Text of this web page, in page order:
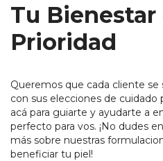
Tu Bienestar
Prioridad
Queremos que cada cliente
con sus elecciones de cuidado
acá para guiarte y ayudarte a
perfecto para vos. ¡No dudes
más sobre nuestras
beneficiar tu piel!